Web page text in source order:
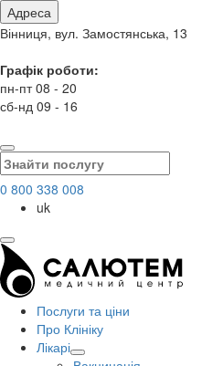
Адреса
Вінниця, вул. Замостянська, 13
Графік роботи:
пн-пт 08 - 20
сб-нд 09 - 16
0 800 338 008
uk
Послуги та ціни
Про Клініку
Лікарі